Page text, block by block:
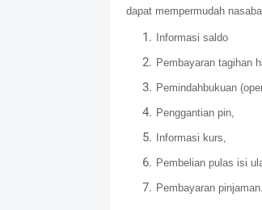
dapat mempermudah
Informasi saldo
Pembayaran tagihan
Pemindahbukuan
Penggantian pin,
Informasi kurs,
Pembelian pulas isi
Pembayaran pinjaman.